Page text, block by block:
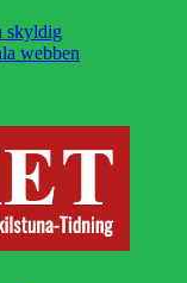
skyldig
webben